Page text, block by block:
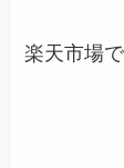
楽天市場